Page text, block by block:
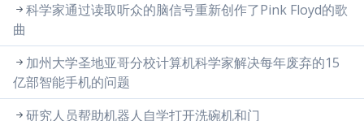
科学家通过读取听众的脑信号重新创作了Pink Floyd的歌
曲
加州大学圣地亚哥分校计算机科学家解决每年废弃的15
亿部智能手机的问题
研究人员帮助机器人自学打开洗碗机和门